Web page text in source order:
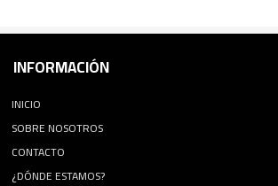
INFORMACIÓN
INICIO
SOBRE NOSOTROS
CONTACTO
¿DÓNDE ESTAMOS?